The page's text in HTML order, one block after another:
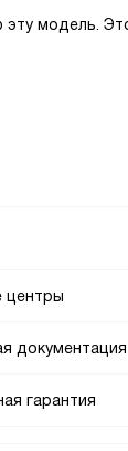
модель.
центры
документация
гарантия